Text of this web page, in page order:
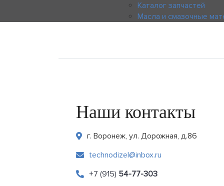
Каталог запчастей
Масла и смазочные
Наши контакты
г. Воронеж, ул. Дорожная, д.86
technodizel@inbox.ru
+7 (915) 54-77-303